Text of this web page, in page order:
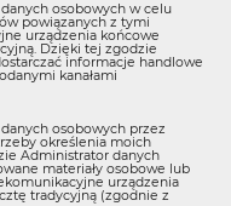
osobowych w celu
powiązanych z tymi
urządzenia końcowe
Dzięki tej zgodzie
informacje handlowe
kanałami
osobowych przez
określenia moich
Administrator danych
materiały osobowe lub
urządzenia
tradycyjną (zgodnie z